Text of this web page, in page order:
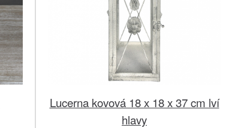
Lucerna kovová 18 x 18 x 37 cm lví
hlavy